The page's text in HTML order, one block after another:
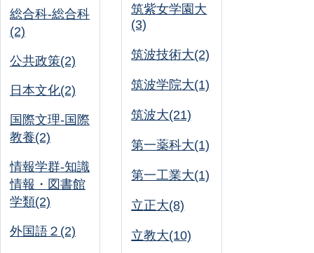
総合科-総合科
(2)
公共政策(2)
日本文化(2)
国際文理-国際
教養(2)
情報学群-知識
情報・図書館
学類(2)
外国語２(2)
筑紫女学園大
(3)
筑波技術大(2)
筑波学院大(1)
筑波大(21)
第一薬科大(1)
第一工業大(1)
立正大(8)
立教大(10)